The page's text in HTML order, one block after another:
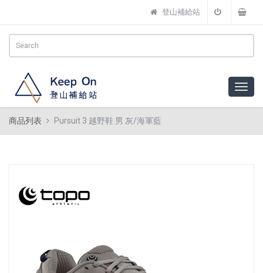
登山補給站
商品列表 Pursuit 3 越野鞋 男 灰/海軍藍